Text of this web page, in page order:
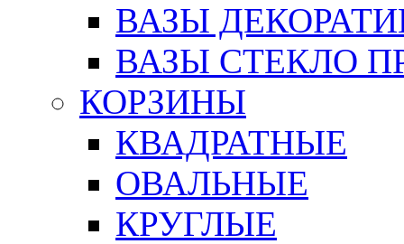
ВАЗЫ
ВАЗЫ СТЕКЛО
КОРЗИНЫ
КВАДРАТНЫЕ
ОВАЛЬНЫЕ
КРУГЛЫЕ